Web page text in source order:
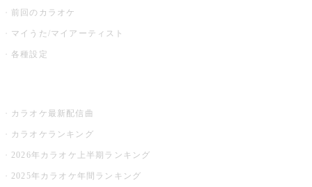
前回のカラオケ
マイうた/マイアーティスト
各種設定
カラオケ最新配信曲
カラオケランキング
2026年カラオケ上半期ランキング
2025年カラオケ年間ランキング